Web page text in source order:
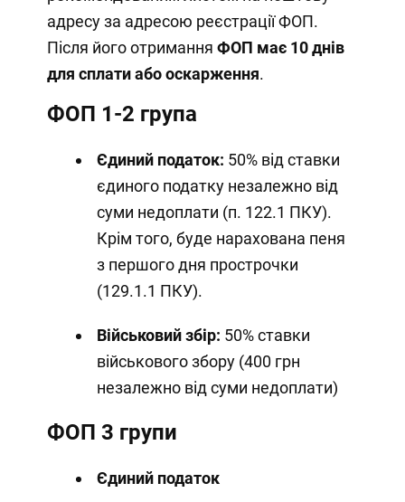
адресу за адресою реєстрації ФОП.
Після його отримання ФОП має 10 днів
для сплати або оскарження.
ФОП 1-2 група
Єдиний податок: 50% від ставки
єдиного податку незалежно від
суми недоплати (п. 122.1 ПКУ).
Крім того, буде нарахована пеня
з першого дня прострочки
(129.1.1 ПКУ).
Військовий збір: 50% ставки
військового збору (400 грн
незалежно від суми недоплати)
ФОП 3 групи
Єдиний податок